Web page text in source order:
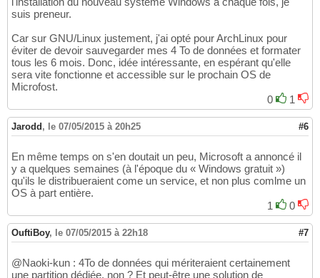
suis preneur.
Car sur GNU/Linux justement, j'ai opté pour ArchLinux pour
éviter de devoir sauvegarder mes 4 To de données et formater
tous les 6 mois. Donc, idée intéressante, en espérant qu'elle
sera vite fonctionne et accessible sur le prochain OS de
Microfost.
0
1
Jarodd , le 07/05/2015 à 20h25 #6
En même temps on s'en doutait un peu, Microsoft a annoncé il
y a quelques semaines (à l'époque du « Windows gratuit »)
qu'ils le distribueraient come un service, et non plus comlme un
OS à part entière.
1
0
OuftiBoy, le 07/05/2015 à 22h18 #7
@Naoki-kun : 4To de données qui mériteraient certainement
une partition dédiée, non ? Et peut-être une solution de